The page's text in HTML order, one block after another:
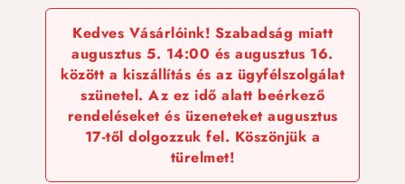
Kedves Vásárlóink! Szabadság miatt
augusztus 5. 14:00 és augusztus 16.
között a kiszállítás és az ügyfélszolgálat
szünetel. Az ez idő alatt beérkező
rendeléseket és üzeneteket augusztus
17-től dolgozzuk fel. Köszönjük a
türelmet!